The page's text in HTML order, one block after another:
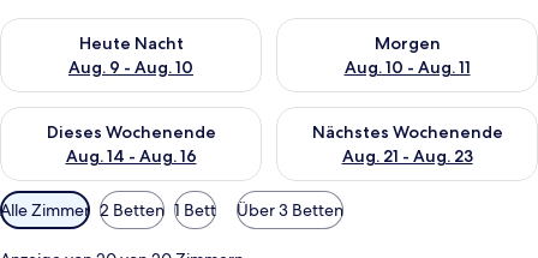
Heute Nacht
Aug. 9 - Aug. 10
Überprüfe die Verfügbarkeit für heute Nacht, Aug. 9 - Aug.
Morgen
Aug. 10 - Aug. 11
Überprüfe die Verfügbarkeit
Dieses Wochenende
Aug. 14 - Aug. 16
Überprüfe die Verfügbarkeit für dieses Wochenende, Aug. 14
Nächstes Wochenende
Aug. 21 - Aug. 23
Überprüfe die Verfügbarkeit
Verfügbare
Filter
für
Alle Zimmer 2 Betten 1 Bett Über 3 Betten